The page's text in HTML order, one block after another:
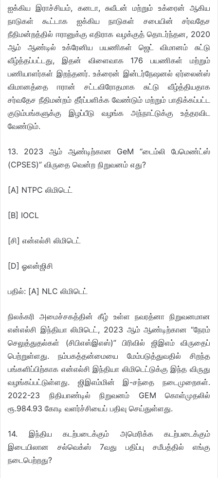
ஐக்கிய இராச்சியம், கனடா, சுவீடன் மற்றும் உக்ரைன் ஆகிய
நாடுகள் கூட்டாக ஐக்கிய நாடுகள் சபையின் சர்வதேச
நீதிமன்றத்தில் ஈரானுக்கு எதிராக வழக்குத் தொடர்ந்தன, 2020
ஆம் ஆண்டில் உக்ரேனிய பயணிகள் ஜெட் விமானம் சுட்டு
வீழ்த்தப்பட்டது, இதன் விளைவாக 176 பயணிகள் மற்றும்
பணியாளர்கள் இறந்தனர். உக்ரைன் இன்டர்நேஷனல் ஏர்லைன்ஸ்
விமானத்தை ஈரான் சட்டவிரோதமாக சுட்டு வீழ்த்தியதாக
சர்வதேச நீதிமன்றம் தீர்ப்பளிக்க வேண்டும் மற்றும் பாதிக்கப்பட்ட
குடும்பங்களுக்கு இழப்பீடு வழங்க அந்நாட்டுக்கு உத்தரவிட
வேண்டும்.
13. 2023 ஆம் ஆண்டிற்கான GeM “டைம்லி பேமெண்ட்ஸ்
(CPSES)” விருதை வென்ற நிறுவனம் எது?
[A] NTPC லிமிடெட்
[B] IOCL
[சி] என்எல்சி லிமிடெட்
[D] ஓஎன்ஜிசி
பதில்: [A] NLC லிமிடெட்
நிலக்கரி அமைச்சகத்தின் கீழ் உள்ள நவரத்னா நிறுவனமான
என்எல்சி இந்தியா லிமிடெட், 2023 ஆம் ஆண்டிற்கான “நேரம்
செலுத்துதல்கள் (சிபிஎஸ்இஎஸ்)” பிரிவில் ஜிஇஎம் விருதைப்
பெற்றுள்ளது. நம்பகத்தன்மையை மேம்படுத்துவதில் சிறந்த
பங்களிப்பிற்காக என்எல்சி இந்தியா லிமிடெட்டுக்கு இந்த விருது
வழங்கப்பட்டுள்ளது. ஜிஇஎம்மின் இ-சந்தை நடைமுறைகள்.
2022-23 நிதியாண்டில் நிறுவனம் GEM கொள்முதலில்
ரூ.984.93 கோடி வளர்ச்சியைப் பதிவு செய்துள்ளது.
14. இந்திய கடற்படைக்கும் அமெரிக்க கடற்படைக்கும்
இடையிலான சல்வெக்ஸ் 7வது பதிப்பு சமீபத்தில் எங்கு
நடைபெற்றது?